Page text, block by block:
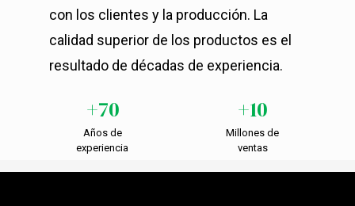
con los clientes y la producción. La
calidad superior de los productos es el
resultado de décadas de experiencia.
+70
Años de
experiencia
+10
Millones de
ventas